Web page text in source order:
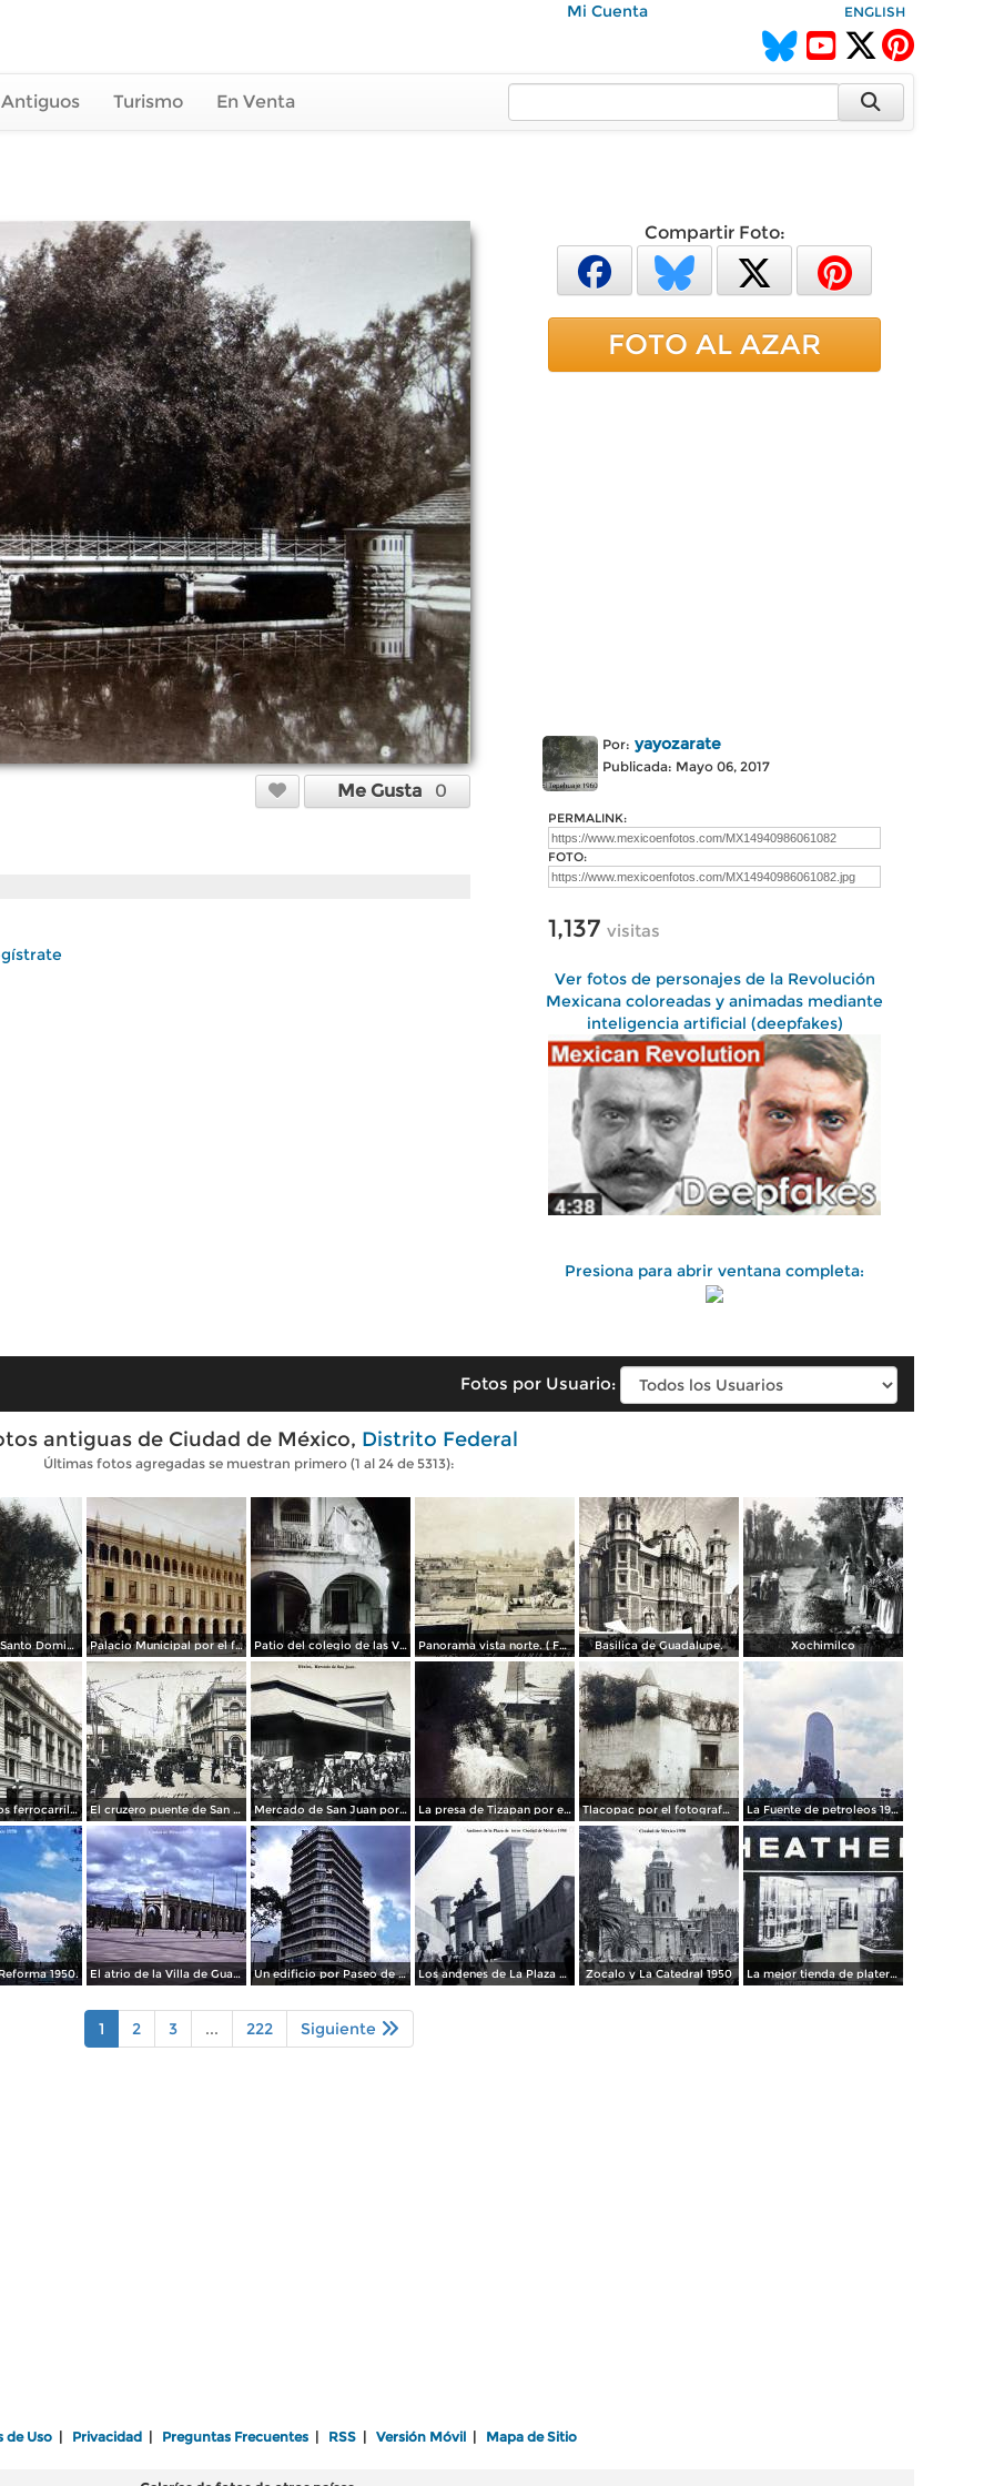
Mi Cuenta ENGLISH
Turismo En Venta
Me Gusta 0
Compartir Foto:
FOTO AL AZAR
Por: yayozarate
Publicada: Mayo 06, 2017
PERMALINK:
FOTO:
1,137 visitas
Ver fotos de personajes de la Revolución
Mexicana coloreadas y animadas mediante
inteligencia artificial (deepfakes)
Presiona para abrir ventana completa:
Fotos por Usuario:
antiguas de Ciudad de México, Distrito Federal
Últimas fotos agregadas se muestran primero (1 al 24 de 5313):
La Iglesia de Santo Domingo. Palacio Municipal por el fotografo Hugo Brehme.. Patio del colegio de las Vizcainas por el fotografo Hugo Brehme. Panorama vista norte. ( Fechada el 20 de Junio de 1905 ). Basilica de Guadalupe. Xochimilco
Edicicio de los ferrocarriles. El cruzero puente de San Francisco y Guardiola por el fotografo Felix Miret. Mercado de San Juan por el fotografo Felix Miret La presa de Tizapan por el fotografo Fernando Kososky. ( Circulada el 22 de Diembre de 1910 ). Tlacopac por el fotografo Hugo Brehme. La Fuente de petroleos 1950.
1950. El atrio de la Villa de Guadalupe 1950. Un edificio por Paseo de La Reforma 1950 Los andenes de La Plaza de toros Ciudad de México 1950 Zocalo y La Catedral 1950 La mejor tienda de plateria.
1 2 3 ... 222 Siguiente
de Uso Privacidad Preguntas Frecuentes RSS Versión Móvil Mapa de Sitio